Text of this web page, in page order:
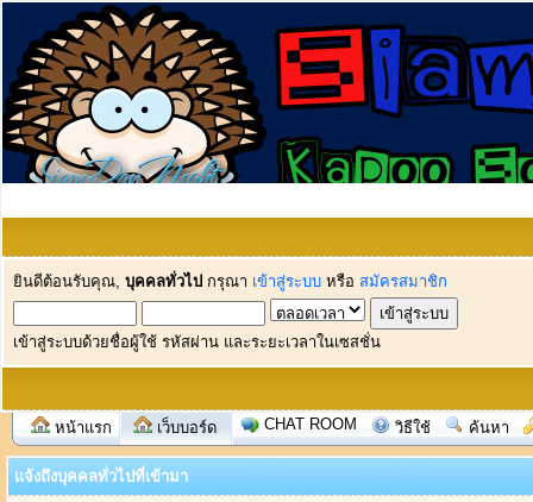
ยินดีต้อนรับคุณ, บุคคลทั่วไป กรุณา เข้าสู่ระบบ หรือ สมัครสมาชิก
เข้าสู่ระบบด้วยชื่อผู้ใช้ รหัสผ่าน และระยะเวลาในเซสชั่น
หน้าแรก เว็บบอร์ด CHAT ROOM วิธีใช้ ค้นหา
แจ้งถึงบุคคลทั่วไปที่เข้ามา